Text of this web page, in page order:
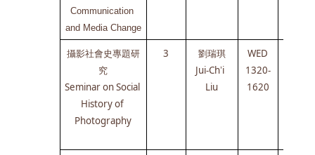
Communication
and Media Change
攝影社會史專題研
究
Seminar on Social
History of
Photography
3
劉瑞琪
Jui-Ch’i
Liu
WED
1320-
1620